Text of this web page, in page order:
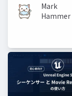
Mark
Hammer